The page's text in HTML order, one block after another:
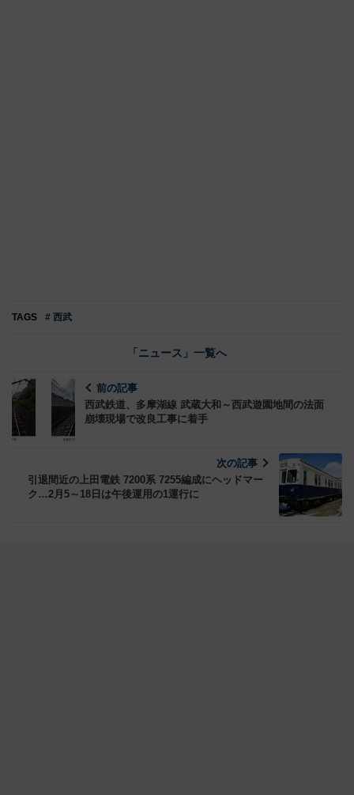
TAGS # 西武
「ニュース」一覧へ
前の記事
西武鉄道、多摩湖線 武蔵大和～西武遊園地間の法面
崩壊現場で改良工事に着手
次の記事
引退間近の上田電鉄 7200系 7255編成にヘッドマー
ク…2月5～18日は午後運用の1運行に